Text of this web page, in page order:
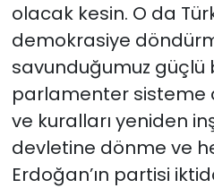
olacak kesin. O da
demokrasiye
savunduğumuz
parlamenter sisteme
ve kuralları yeniden
devletine dönme ve
Erdoğan’ın partisi